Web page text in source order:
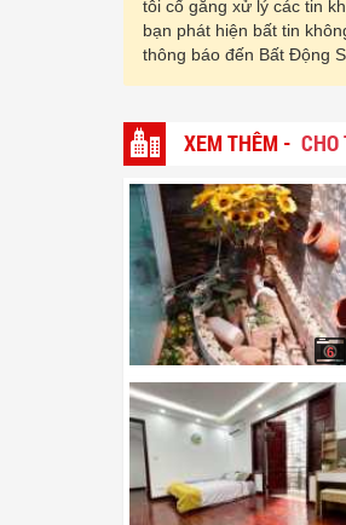
tôi cố gắng xử lý các tin
bạn phát hiện bất tin
thông báo đến Bất Động
XEM THÊM - CHO
6